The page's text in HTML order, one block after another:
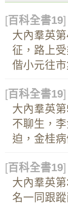
[百科全書19]
大內羣英
征，路上
偕小元往
[百科全書19]
大內羣英
不聊生，
迫，金桂
[百科全書19]
大內羣英
名一同跟